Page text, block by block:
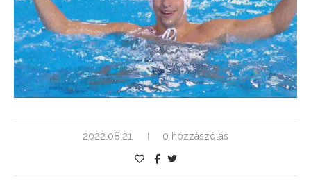
2022.08.21. 0 hozzászólás